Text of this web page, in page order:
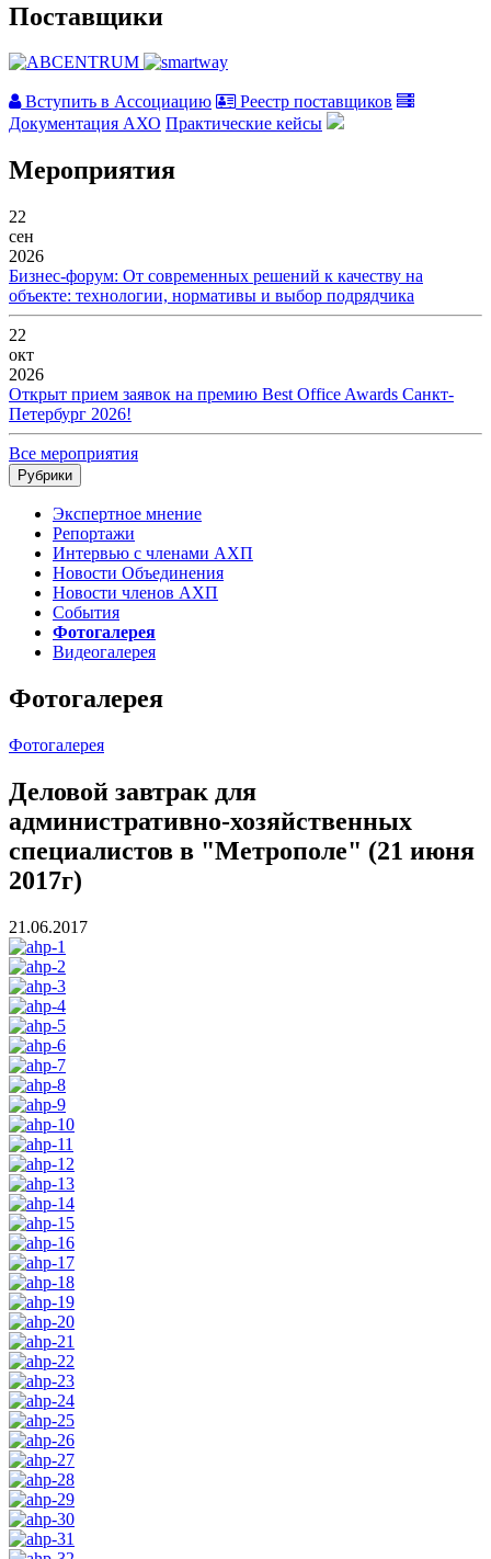
Поставщики
Вступить в Ассоциацию
Реестр поставщиков
Документация АХО Практические кейсы
Мероприятия
22
сен
2026
Бизнес-форум: От современных решений к качеству на
объекте: технологии, нормативы и выбор подрядчика
22
окт
2026
Открыт прием заявок на премию Best Office Awards Санкт-
Петербург 2026!
Все мероприятия
Рубрики
Экспертное мнение
Репортажи
Интервью с членами АХП
Новости Объединения
Новости членов АХП
События
Фотогалерея
Видеогалерея
Фотогалерея
Фотогалерея
Деловой завтрак для
административно-хозяйственных
специалистов в "Метрополе" (21 июня
2017г)
21.06.2017